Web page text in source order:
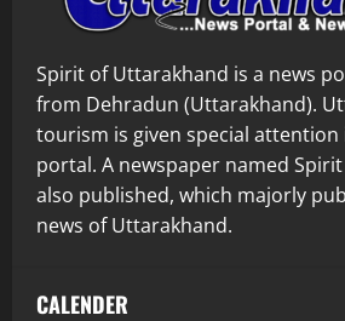
Spirit of Uttarakhand is a news
from Dehradun (Uttarakhand).
tourism is given special attention
portal. A newspaper named
also published, which majorly
news of Uttarakhand.
CALENDER